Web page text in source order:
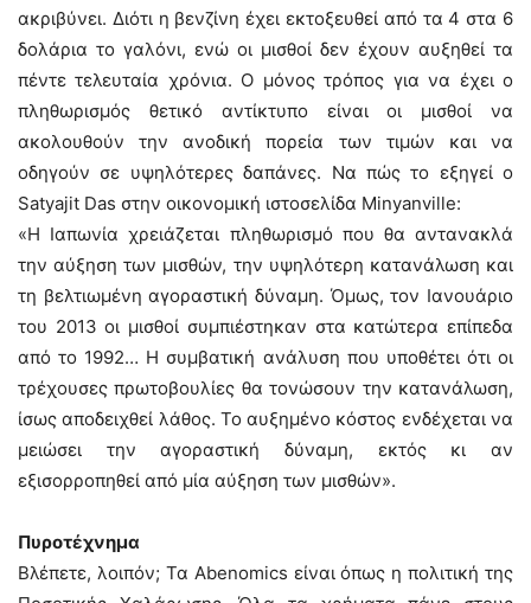
ακριβύνει. Διότι η βενζίνη έχει εκτοξευθεί από τα 4 στα 6
δολάρια το γαλόνι, ενώ οι μισθοί δεν έχουν αυξηθεί τα
πέντε τελευταία χρόνια. Ο μόνος τρόπος για να έχει ο
πληθωρισμός θετικό αντίκτυπο είναι οι μισθοί να
ακολουθούν την ανοδική πορεία των τιμών και να
οδηγούν σε υψηλότερες δαπάνες. Να πώς το εξηγεί ο
Satyajit Das στην οικονομική ιστοσελίδα Minyanville:
«Η Ιαπωνία χρειάζεται πληθωρισμό που θα αντανακλά
την αύξηση των μισθών, την υψηλότερη κατανάλωση και
τη βελτιωμένη αγοραστική δύναμη. Όμως, τον Ιανουάριο
του 2013 οι μισθοί συμπιέστηκαν στα κατώτερα επίπεδα
από το 1992… Η συμβατική ανάλυση που υποθέτει ότι οι
τρέχουσες πρωτοβουλίες θα τονώσουν την κατανάλωση,
ίσως αποδειχθεί λάθος. Το αυξημένο κόστος ενδέχεται να
μειώσει την αγοραστική δύναμη, εκτός κι αν
εξισορροπηθεί από μία αύξηση των μισθών».
Πυροτέχνημα
Βλέπετε, λοιπόν; Τα Abenomics είναι όπως η πολιτική της